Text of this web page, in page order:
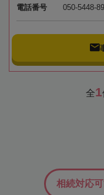
電話番号 050-5448-
全1
相続対応